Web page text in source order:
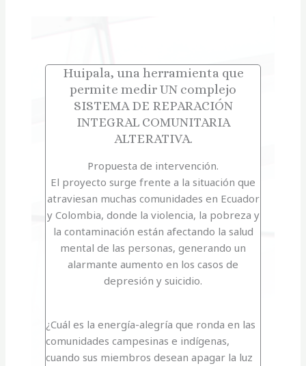
Huipala, una herramienta que
permite medir UN complejo
SISTEMA DE REPARACIÓN
INTEGRAL COMUNITARIA
ALTERATIVA.
Propuesta de intervención.
El proyecto surge frente a la situación que
atraviesan muchas comunidades en Ecuador
y Colombia, donde la violencia, la pobreza y
la contaminación están afectando la salud
mental de las personas, generando un
alarmante aumento en los casos de
depresión y suicidio.
¿Cuál es la energía-alegría que ronda en las
comunidades campesinas e indígenas,
cuando sus miembros desean apagar la luz